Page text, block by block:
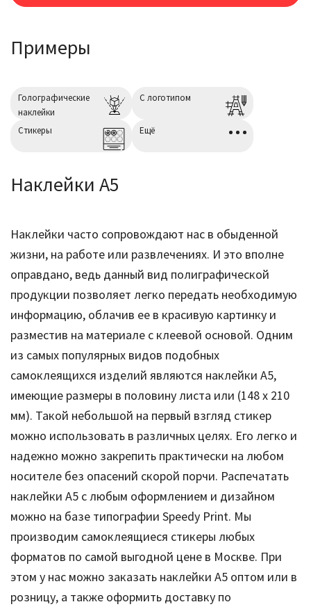
Примеры
Голографические
наклейки
С логотипом
Cтикеры Ещё
Наклейки А5
Наклейки часто сопровождают нас в обыденной
жизни, на работе или развлечениях. И это вполне
оправдано, ведь данный вид полиграфической
продукции позволяет легко передать необходимую
информацию, облачив ее в красивую картинку и
разместив на материале с клеевой основой. Одним
из самых популярных видов подобных
самоклеящихся изделий являются наклейки А5,
имеющие размеры в половину листа или (148 x 210
мм). Такой небольшой на первый взгляд стикер
можно использовать в различных целях. Его легко и
надежно можно закрепить практически на любом
носителе без опасений скорой порчи. Распечатать
наклейки А5 с любым оформлением и дизайном
можно на базе типографии Speedy Print. Мы
производим самоклеящиеся стикеры любых
форматов по самой выгодной цене в Москве. При
этом у нас можно заказать наклейки А5 оптом или в
розницу, а также оформить доставку по